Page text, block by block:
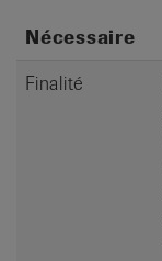
Nécessaire
Finalité